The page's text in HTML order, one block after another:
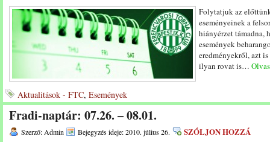
Folytatjuk az
eseményeinek a
hiányérzet támadna,
események
eredményekről, azt
ilyan rovat is…
Aktualitások - FTC, Események
Fradi-naptár: 07.26. – 08.01.
Szerző: Admin Bejegyzés ideje: 2010. július 26. SZÓLJON HOZZÁ